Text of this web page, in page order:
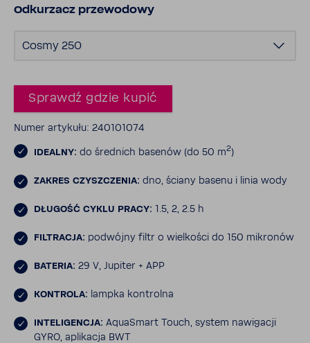
Odku­rzacz prze­wo­dowy
Cosmy 250
Sprawdź gdzie kupić
Numer arty­kułu: 240101074
IDEALNY: do śred­nich basenów (do 50 m2)
ZAKRES CZYSZ­CZENIA: dno, ściany basenu i linia wody
DŁUGOŚĆ CYKLU PRACY: 1.5, 2, 2.5 h
FILTRACJA: podwójny filtr o wiel­kości do 150 mikronów
BATERIA: 29 V, Jupiter + APP
KONTROLA: lampka kontrolna
INTE­LI­GENCJA: AquaSmart Touch, system nawi­gacji
GYRO, apli­kacja BWT